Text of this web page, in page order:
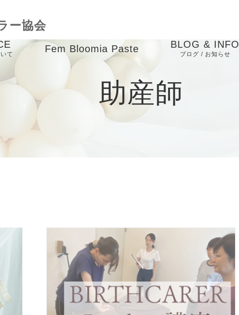
ー協会
て
バースケアインストラ
child massage course
ママ事業
Fem Bloomia Paste BLOG & INFO
ブログ / お知らせ
ブログ
助産師